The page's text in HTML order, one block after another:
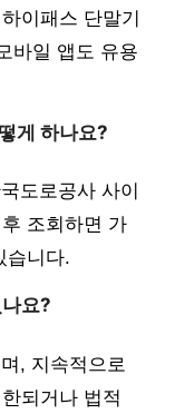
이패스 단말기
바일 앱도 유용
게 하나요?
도로공사 사이
조회하면 가
습니다.
요?
, 지속적으로
되거나 법적